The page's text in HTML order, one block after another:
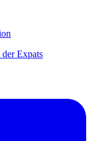
Expats